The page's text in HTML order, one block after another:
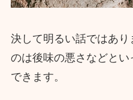
決して明るい話ではあ
のは後味の悪さなどと
できます。